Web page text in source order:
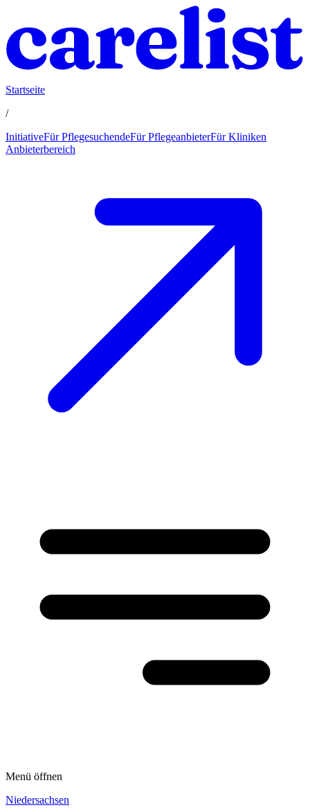
Startseite
/
InitiativeFür PflegesuchendeFür PflegeanbieterFür Kliniken
Anbieterbereich
Menü öffnen
Niedersachsen